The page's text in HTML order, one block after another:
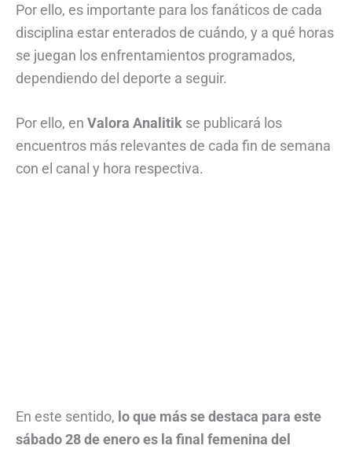
Por ello, es importante para los fanáticos de cada
disciplina estar enterados de cuándo, y a qué horas
se juegan los enfrentamientos programados,
dependiendo del deporte a seguir.
Por ello, en Valora Analitik se publicará los
encuentros más relevantes de cada fin de semana
con el canal y hora respectiva.
En este sentido, lo que más se destaca para este
sábado 28 de enero es la final femenina del